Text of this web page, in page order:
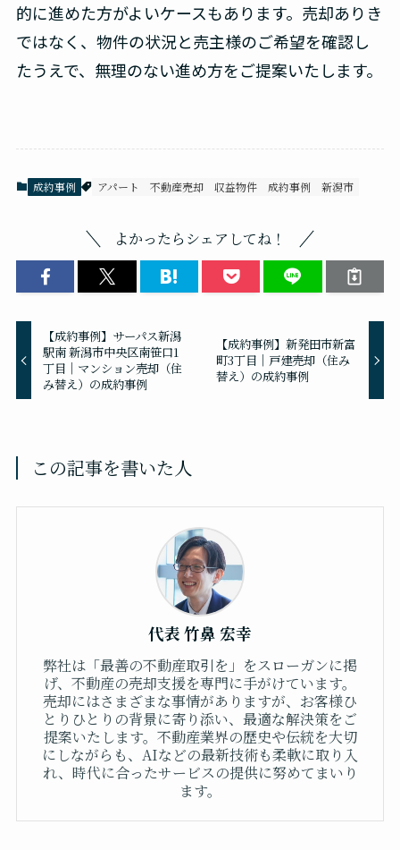
的に進めた方がよいケースもあります。売却ありき
ではなく、物件の状況と売主様のご希望を確認し
たうえで、無理のない進め方をご提案いたします。
成約事例 アパート 不動産売却 収益物件 成約事例 新潟市
よかったらシェアしてね！
【成約事例】サーパス新潟
駅南 新潟市中央区南笹口1
丁目｜マンション売却（住
み替え）の成約事例
【成約事例】新発田市新富
町3丁目｜戸建売却（住み
替え）の成約事例
この記事を書いた人
代表 竹鼻 宏幸
弊社は「最善の不動産取引を」をスローガンに掲
げ、不動産の売却支援を専門に手がけています。
売却にはさまざまな事情がありますが、お客様ひ
とりひとりの背景に寄り添い、最適な解決策をご
提案いたします。不動産業界の歴史や伝統を大切
にしながらも、AIなどの最新技術も柔軟に取り入
れ、時代に合ったサービスの提供に努めてまいり
ます。